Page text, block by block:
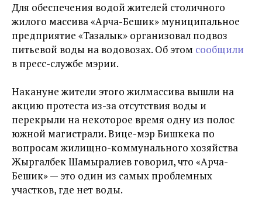
Для обеспечения водой жителей столичного
жилого массива «Арча-Бешик» муниципальное
предприятие «Тазалык» организовал подвоз
питьевой воды на водовозах. Об этом сообщили
в пресс-службе мэрии.
Накануне жители этого жилмассива вышли на
акцию протеста из-за отсутствия воды и
перекрыли на некоторое время одну из полос
южной магистрали. Вице-мэр Бишкека по
вопросам жилищно-коммунального хозяйства
Жыргалбек Шамыралиев говорил, что «Арча-
Бешик» — это один из самых проблемных
участков, где нет воды.